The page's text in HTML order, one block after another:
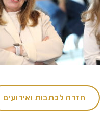
חזרה לכתבות ואירועים